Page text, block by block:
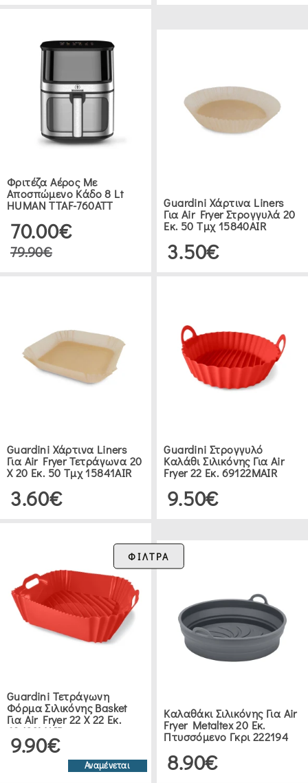
Φριτέζα Αέρος Με
Αποσπώμενο Κάδο 8 Lt
HUMAN TTAF-760ATT
70.00€
79.90€
Guardini Χάρτινα Liners
Για Air Fryer Στρογγυλά 20
Εκ. 50 Τμχ 15840AIR
3.50€
Guardini Χάρτινα Liners
Για Air Fryer Τετράγωνα 20
X 20 Εκ. 50 Τμχ 15841AIR
3.60€
Guardini Στρογγυλό
Καλάθι Σιλικόνης Για Air
Fryer 22 Εκ. 69122MAIR
9.50€
Guardini Τετράγωνη
Φόρμα Σιλικόνης Basket
Για Air Fryer 22 X 22 Εκ.
63422MAIR
9.90€
Αναμένεται
Καλαθάκι Σιλικόνης Για Air
Fryer Metaltex 20 Εκ.
Πτυσσόμενο Γκρι 222194
8.90€
ΦΙΛΤΡΑ